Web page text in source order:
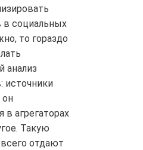
в социальных
то гораздо
анализ
источники
он
в агрегаторах
Такую
отдают